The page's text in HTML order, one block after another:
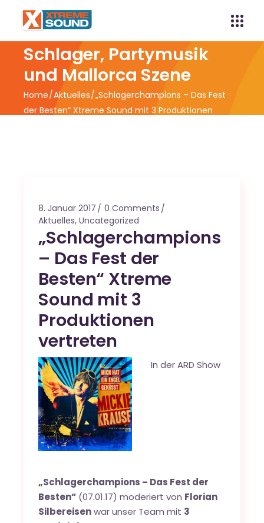
Xtreme Sound -
Schlager, Partymusik
und Mallorca Szene
Home Aktuelles „Schlagerchampions – Das Fest
der Besten“ Xtreme Sound mit 3 Produktionen
8. Januar 2017
0 Comments
Aktuelles,Uncategorized
„Schlagerchampions
– Das Fest der
Besten“ Xtreme
Sound mit 3
Produktionen
vertreten
In der ARD Show
„Schlagerchampions – Das Fest der
Besten“ (07.01.17) moderiert von Florian
Silbereisenwar unser Team mit 3